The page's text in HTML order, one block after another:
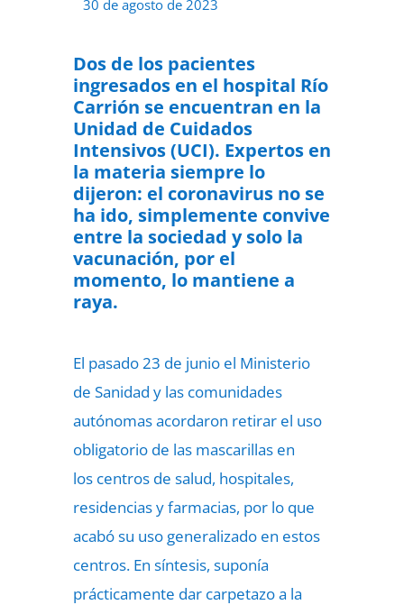
30 de agosto de 2023
Dos de los pacientes
ingresados en el hospital Río
Carrión se encuentran en la
Unidad de Cuidados
Intensivos (UCI). Expertos en
la materia siempre lo
dijeron: el coronavirus no se
ha ido, simplemente convive
entre la sociedad y solo la
vacunación, por el
momento, lo mantiene a
raya.
El pasado 23 de junio el Ministerio
de Sanidad y las comunidades
autónomas acordaron retirar el uso
obligatorio de las mascarillas en
los centros de salud, hospitales,
residencias y farmacias, por lo que
acabó su uso generalizado en estos
centros. En síntesis, suponía
prácticamente dar carpetazo a la